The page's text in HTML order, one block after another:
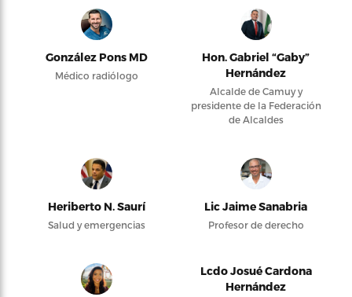
González Pons MD
Médico radiólogo
Hon. Gabriel “Gaby”
Hernández
Alcalde de Camuy y
presidente de la Federación
de Alcaldes
Heriberto N. Saurí
Salud y emergencias
Lic Jaime Sanabria
Profesor de derecho
Lcdo Josué Cardona
Hernández